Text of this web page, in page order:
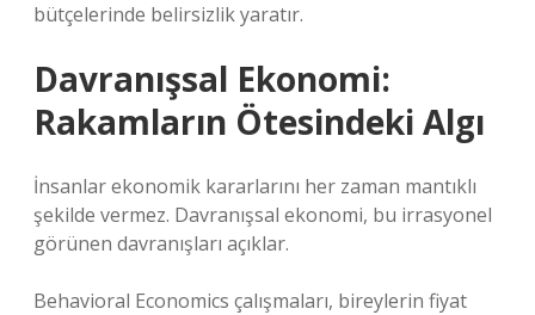
bütçelerinde belirsizlik yaratır.
Davranışsal Ekonomi:
Rakamların Ötesindeki Algı
İnsanlar ekonomik kararlarını her zaman mantıklı
şekilde vermez. Davranışsal ekonomi, bu irrasyonel
görünen davranışları açıklar.
Behavioral Economics çalışmaları, bireylerin fiyat